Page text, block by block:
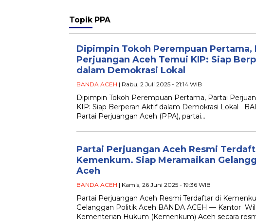
Topik PPA
Dipimpin Tokoh Perempuan Pertama,
Perjuangan Aceh Temui KIP: Siap
dalam Demokrasi Lokal
BANDA ACEH | Rabu, 2 Juli 2025 - 21:14 WIB
Dipimpin Tokoh Perempuan Pertama, Partai
KIP: Siap Berperan Aktif dalam Demokrasi Lokal
Partai Perjuangan Aceh (PPA), partai…
Partai Perjuangan Aceh Resmi
Kemenkum. Siap Meramaikan
Aceh
BANDA ACEH | Kamis, 26 Juni 2025 - 19:36 WIB
Partai Perjuangan Aceh Resmi Terdaftar di
Gelanggan Politik Aceh BANDA ACEH — Kantor
Kementerian Hukum (Kemenkum) Aceh secara